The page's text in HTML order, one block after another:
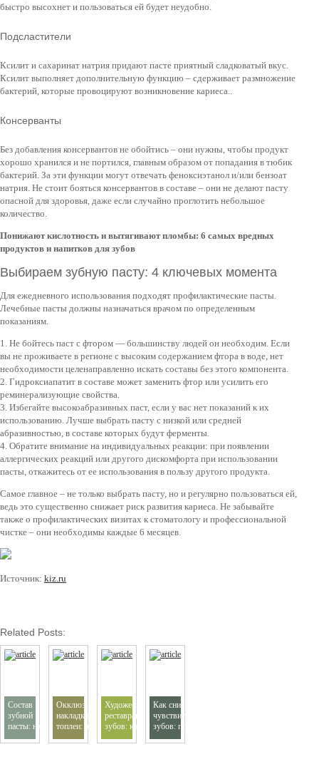
быстро высохнет и пользоваться ей будет неудобно.
Подсластители
Ксилит и сахаринат натрия придают пасте приятный сладковатый вкус.
Ксилит выполняет дополнительную функцию – сдерживает размножение
бактерий, которые провоцируют возникновение кариеса..
Консерванты
Без добавления консервантов не обойтись – они нужны, чтобы продукт
хорошо хранился и не портился, главным образом от попадания в тюбик
бактерий. За эти функции могут отвечать феноксиэтанол и/или бензоат
натрия. Не стоит бояться консервантов в составе – они не делают пасту
опасной для здоровья, даже если случайно проглотить небольшое
количество.
Понижают кислотность и вытягивают пломбы: 6 самых вредных
продуктов и напитков для зубов
Выбираем зубную пасту: 4 ключевых момента
Для ежедневного использования подходят профилактические пасты.
Лечебные пасты должны назначаться врачом по определенным
показаниям.
1. Не бойтесь паст с фтором — большинству людей он необходим. Если
вы не проживаете в регионе с высоким содержанием фтора в воде, нет
необходимости целенаправленно искать составы без этого компонента.
2. Гидроксиапатит в составе может заменить фтор или усилить его
реминерализующие свойства.
3. Избегайте высокоабразивных паст, если у вас нет показаний к их
использованию. Лучше выбрать пасту с низкой или средней
абразивностью, в составе которых будут ферменты.
4. Обратите внимание на индивидуальных реакции: при появлении
аллергических реакций или другого дискомфорта при использовании
пасты, откажитесь от ее использования в пользу другого продукта.
Самое главное – не только выбрать пасту, но и регулярно пользоваться ей,
ведь это существенно снижает риск развития кариеса. Не забывайте
также о профилактических визитах к стоматологу и профессиональной
чистке – они необходимы каждые 6 месяцев.
Источник: kiz.ru
Related Posts:
Состав
зубной
пасты: на
Окклюзионные
накладки и
топлеи: что это
Художественная
реставрация
зубов: как
Как снизить
чувствительность
зубов: процедура